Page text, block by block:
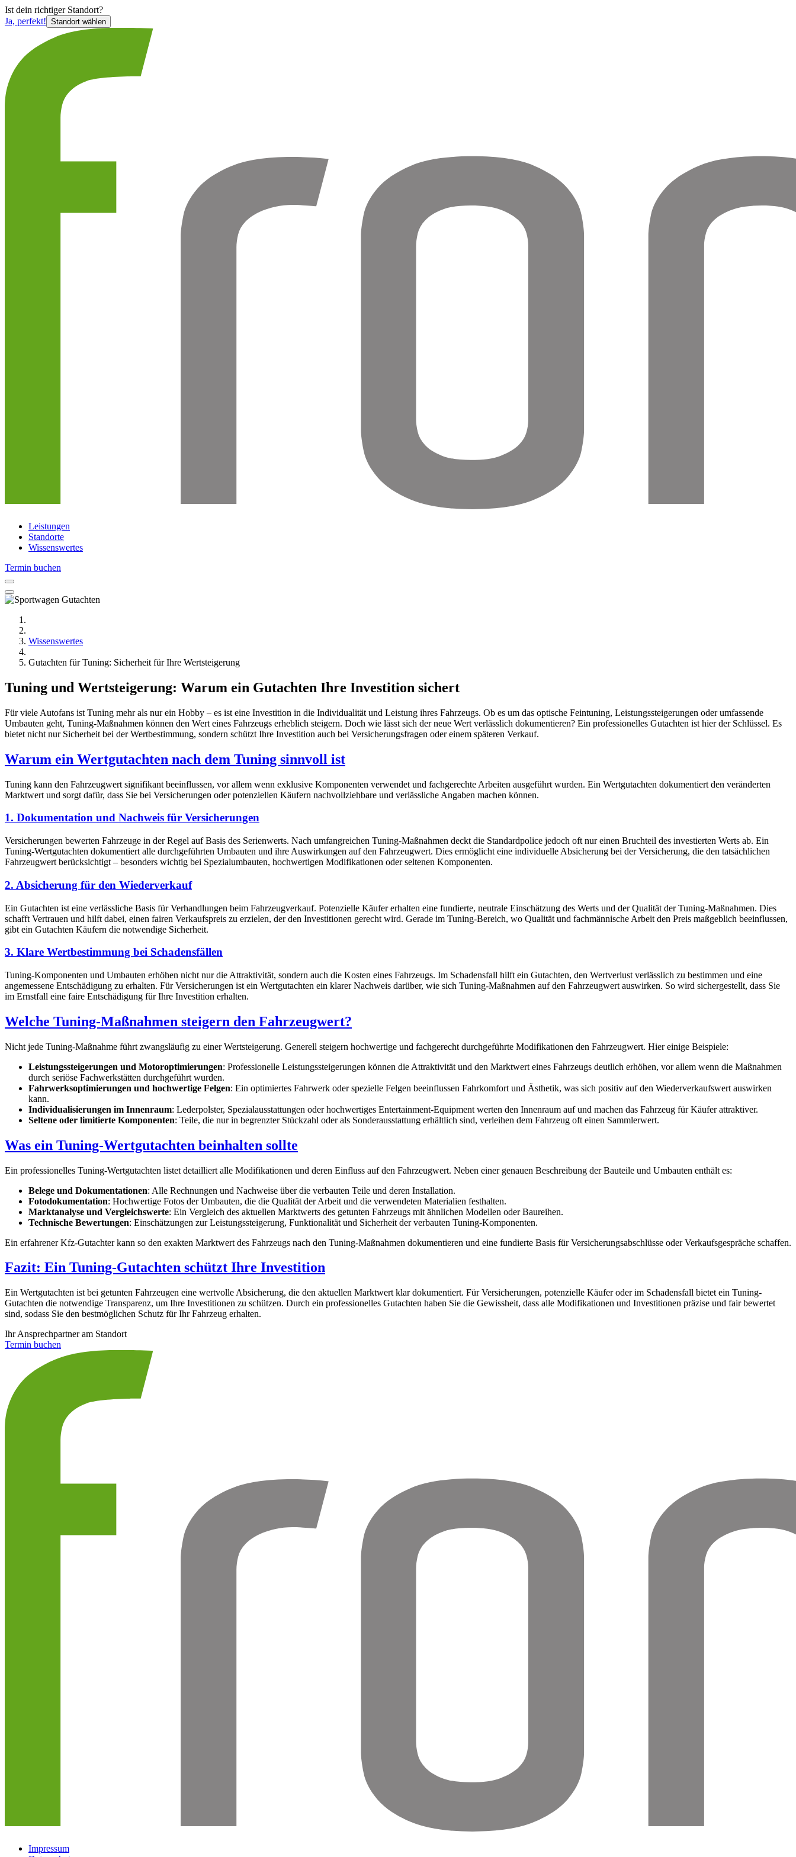
Ist dein richtiger Standort?
Ja, perfekt! Standort wählen
Leistungen
Standorte
Wissenswertes
Termin buchen
Wissenswertes
Gutachten für Tuning: Sicherheit für Ihre Wertsteigerung
Tuning und Wertsteigerung: Warum ein Gutachten Ihre Investition sichert
Für viele Autofans ist Tuning mehr als nur ein Hobby – es ist eine Investition in die Individualität und Leistung ihres Fahrzeugs. Ob es um das optische Feintuning, Leistungssteigerungen oder umfassende
Umbauten geht, Tuning-Maßnahmen können den Wert eines Fahrzeugs erheblich steigern. Doch wie lässt sich der neue Wert verlässlich dokumentieren? Ein professionelles Gutachten ist hier der Schlüssel. Es
bietet nicht nur Sicherheit bei der Wertbestimmung, sondern schützt Ihre Investition auch bei Versicherungsfragen oder einem späteren Verkauf.
Warum ein Wertgutachten nach dem Tuning sinnvoll ist
Tuning kann den Fahrzeugwert signifikant beeinflussen, vor allem wenn exklusive Komponenten verwendet und fachgerechte Arbeiten ausgeführt wurden. Ein Wertgutachten dokumentiert den veränderten
Marktwert und sorgt dafür, dass Sie bei Versicherungen oder potenziellen Käufern nachvollziehbare und verlässliche Angaben machen können.
1. Dokumentation und Nachweis für Versicherungen
Versicherungen bewerten Fahrzeuge in der Regel auf Basis des Serienwerts. Nach umfangreichen Tuning-Maßnahmen deckt die Standardpolice jedoch oft nur einen Bruchteil des investierten Werts ab. Ein
Tuning-Wertgutachten dokumentiert alle durchgeführten Umbauten und ihre Auswirkungen auf den Fahrzeugwert. Dies ermöglicht eine individuelle Absicherung bei der Versicherung, die den tatsächlichen
Fahrzeugwert berücksichtigt – besonders wichtig bei Spezialumbauten, hochwertigen Modifikationen oder seltenen Komponenten.
2. Absicherung für den Wiederverkauf
Ein Gutachten ist eine verlässliche Basis für Verhandlungen beim Fahrzeugverkauf. Potenzielle Käufer erhalten eine fundierte, neutrale Einschätzung des Werts und der Qualität der Tuning-Maßnahmen. Dies
schafft Vertrauen und hilft dabei, einen fairen Verkaufspreis zu erzielen, der den Investitionen gerecht wird. Gerade im Tuning-Bereich, wo Qualität und fachmännische Arbeit den Preis maßgeblich beeinflussen,
gibt ein Gutachten Käufern die notwendige Sicherheit.
3. Klare Wertbestimmung bei Schadensfällen
Tuning-Komponenten und Umbauten erhöhen nicht nur die Attraktivität, sondern auch die Kosten eines Fahrzeugs. Im Schadensfall hilft ein Gutachten, den Wertverlust verlässlich zu bestimmen und eine
angemessene Entschädigung zu erhalten. Für Versicherungen ist ein Wertgutachten ein klarer Nachweis darüber, wie sich Tuning-Maßnahmen auf den Fahrzeugwert auswirken. So wird sichergestellt, dass Sie
im Ernstfall eine faire Entschädigung für Ihre Investition erhalten.
Welche Tuning-Maßnahmen steigern den Fahrzeugwert?
Nicht jede Tuning-Maßnahme führt zwangsläufig zu einer Wertsteigerung. Generell steigern hochwertige und fachgerecht durchgeführte Modifikationen den Fahrzeugwert. Hier einige Beispiele:
Leistungssteigerungen und Motoroptimierungen: Professionelle Leistungssteigerungen können die Attraktivität und den Marktwert eines Fahrzeugs deutlich erhöhen, vor allem wenn die Maßnahmen
durch seriöse Fachwerkstätten durchgeführt wurden.
Fahrwerksoptimierungen und hochwertige Felgen: Ein optimiertes Fahrwerk oder spezielle Felgen beeinflussen Fahrkomfort und Ästhetik, was sich positiv auf den Wiederverkaufswert auswirken
kann.
Individualisierungen im Innenraum: Lederpolster, Spezialausstattungen oder hochwertiges Entertainment-Equipment werten den Innenraum auf und machen das Fahrzeug für Käufer attraktiver.
Seltene oder limitierte Komponenten: Teile, die nur in begrenzter Stückzahl oder als Sonderausstattung erhältlich sind, verleihen dem Fahrzeug oft einen Sammlerwert.
Was ein Tuning-Wertgutachten beinhalten sollte
Ein professionelles Tuning-Wertgutachten listet detailliert alle Modifikationen und deren Einfluss auf den Fahrzeugwert. Neben einer genauen Beschreibung der Bauteile und Umbauten enthält es:
Belege und Dokumentationen: Alle Rechnungen und Nachweise über die verbauten Teile und deren Installation.
Fotodokumentation: Hochwertige Fotos der Umbauten, die die Qualität der Arbeit und die verwendeten Materialien festhalten.
Marktanalyse und Vergleichswerte: Ein Vergleich des aktuellen Marktwerts des getunten Fahrzeugs mit ähnlichen Modellen oder Baureihen.
Technische Bewertungen: Einschätzungen zur Leistungssteigerung, Funktionalität und Sicherheit der verbauten Tuning-Komponenten.
Ein erfahrener Kfz-Gutachter kann so den exakten Marktwert des Fahrzeugs nach den Tuning-Maßnahmen dokumentieren und eine fundierte Basis für Versicherungsabschlüsse oder Verkaufsgespräche schaffen.
Fazit: Ein Tuning-Gutachten schützt Ihre Investition
Ein Wertgutachten ist bei getunten Fahrzeugen eine wertvolle Absicherung, die den aktuellen Marktwert klar dokumentiert. Für Versicherungen, potenzielle Käufer oder im Schadensfall bietet ein Tuning-
Gutachten die notwendige Transparenz, um Ihre Investitionen zu schützen. Durch ein professionelles Gutachten haben Sie die Gewissheit, dass alle Modifikationen und Investitionen präzise und fair bewertet
sind, sodass Sie den bestmöglichen Schutz für Ihr Fahrzeug erhalten.
Ihr Ansprechpartner am Standort
Termin buchen
Impressum